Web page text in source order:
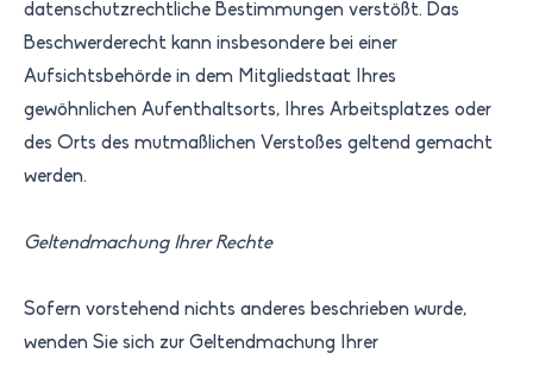
datenschutzrechtliche Bestimmungen verstößt. Das
Beschwerderecht kann insbesondere bei einer
Aufsichtsbehörde in dem Mitgliedstaat Ihres
gewöhnlichen Aufenthaltsorts, Ihres Arbeitsplatzes oder
des Orts des mutmaßlichen Verstoßes geltend gemacht
werden.
Geltendmachung Ihrer Rechte
Sofern vorstehend nichts anderes beschrieben wurde,
wenden Sie sich zur Geltendmachung Ihrer